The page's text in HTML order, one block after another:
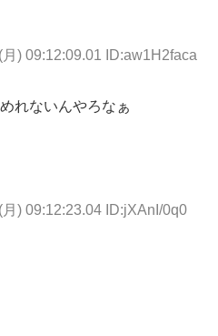
) 09:12:09.01 ID:aw1H2faca
れないんやろなぁ
) 09:12:23.04 ID:jXAnI/0q0